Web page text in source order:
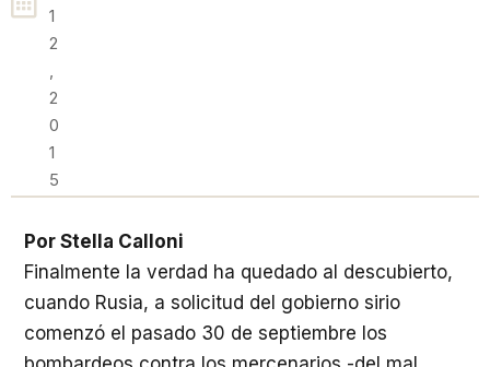
1
2
,
2
0
1
5
Por Stella Calloni
Finalmente la verdad ha quedado al descubierto,
cuando Rusia, a solicitud del gobierno sirio
comenzó el pasado 30 de septiembre los